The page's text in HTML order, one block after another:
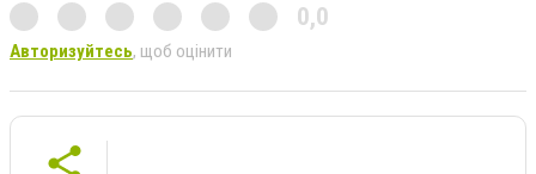
0,0
Авторизуйтесь, щоб оцінити